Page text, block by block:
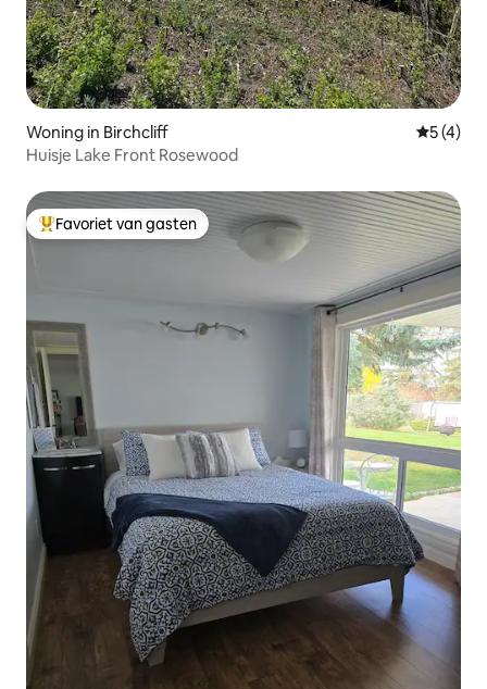
Woning in Birchcliff
5 (4)
Huisje Lake Front Rosewood
Topfavoriet van gasten
Favoriet van gasten